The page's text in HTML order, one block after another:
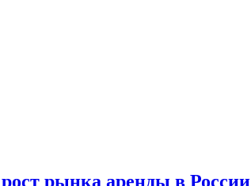
рынка аренды в России